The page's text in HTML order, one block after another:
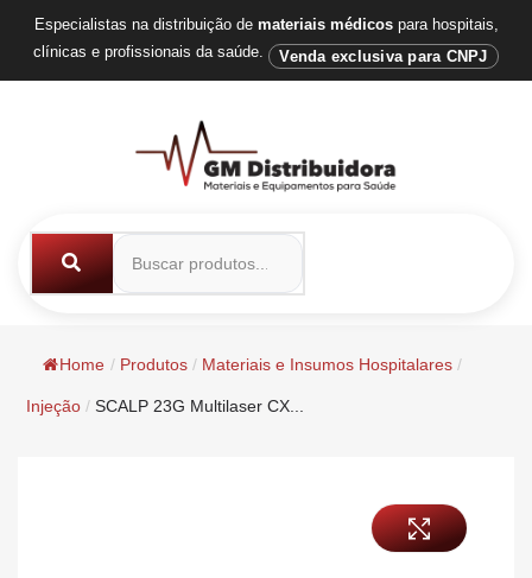
Especialistas na distribuição de materiais médicospara hospitais,
clínicas e profissionais da saúde.
Venda exclusiva para CNPJ
Home / Produtos / Materiais e Insumos Hospitalares /
Injeção / SCALP 23G Multilaser CX...